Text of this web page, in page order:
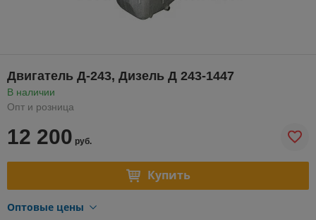
Двигатель Д-243, Дизель Д 243-1447
В наличии
Опт и розница
12 200 руб.
Купить
Оптовые цены